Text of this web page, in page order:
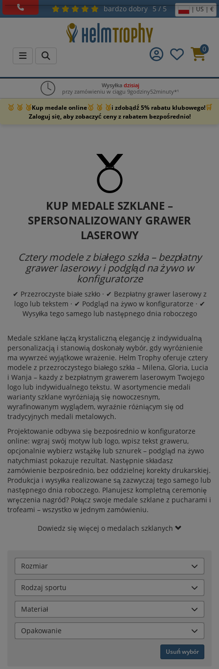
bardzo dobry 5 / 5 | US | €
0
Wysyłka dzisiaj
przy zamówieniu w ciągu 9godziny52minuty*¹
🥇 🥈 🥉Kup medale online🥇 🥈 🥉i zdobądź 5% rabatu klubowego!🛒
Zaloguj się, aby zobaczyć ceny z rabatem bezpośrednio!
KUP MEDALE SZKLANE –
SPERSONALIZOWANY GRAWER
LASEROWY
Cztery modele z białego szkła – bezpłatny
grawer laserowy i podgląd na żywo w
konfiguratorze
✔ Przezroczyste białe szkło · ✔ Bezpłatny grawer laserowy z
logo lub tekstem · ✔ Podgląd na żywo w konfiguratorze · ✔
Wysyłka tego samego lub następnego dnia roboczego
Medale szklane łączą krystaliczną elegancję z indywidualną
personalizacją i stanowią doskonały wybór, gdy wyróżnienie
ma wywrzeć wyjątkowe wrażenie. Helm Trophy oferuje cztery
modele z przezroczystego białego szkła – Milena, Gloria, Lucia
i Wanja – każdy z bezpłatnym grawerem laserowym Twojego
logo lub indywidualnego tekstu. W asortymencie medali
warianty szklane wyróżniają się nowoczesnym,
wyrafinowanym wyglądem, wyraźnie różniącym się od
tradycyjnych medali metalowych.
Projektowanie odbywa się bezpośrednio w konfiguratorze
online: wgraj swój motyw lub logo, wpisz tekst graweru,
opcjonalnie wybierz wstążkę lub sznurek – podgląd na żywo
natychmiast pokazuje rezultat. Następnie składasz
zamówienie bezpośrednio, bez oddzielnej korekty drukarskiej.
Produkcja i wysyłka realizowane są zazwyczaj tego samego lub
następnego dnia roboczego. Planujesz kompletną ceremonię
wręczenia nagród? Połącz swoje medale szklane z pucharami i
trofeami – wszystko w jednym zamówieniu.
Dowiedz się więcej o medalach szklanych
Rozmiar
Rodzaj sportu
Materiał
Opakowanie
Usuń wybór